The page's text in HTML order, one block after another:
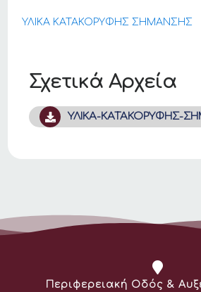
Σχετικά Αρχεία
ΥΛΙΚΑ-ΚΑΤΑΚΟΡΥΦΗΣ-
ΥΛΙΚΑ ΚΑΤΑΚΟΡΥΦΗΣ ΣΗΜΑΝΣΗΣ
Διεύθυνση:
Περιφερειακή Οδός &